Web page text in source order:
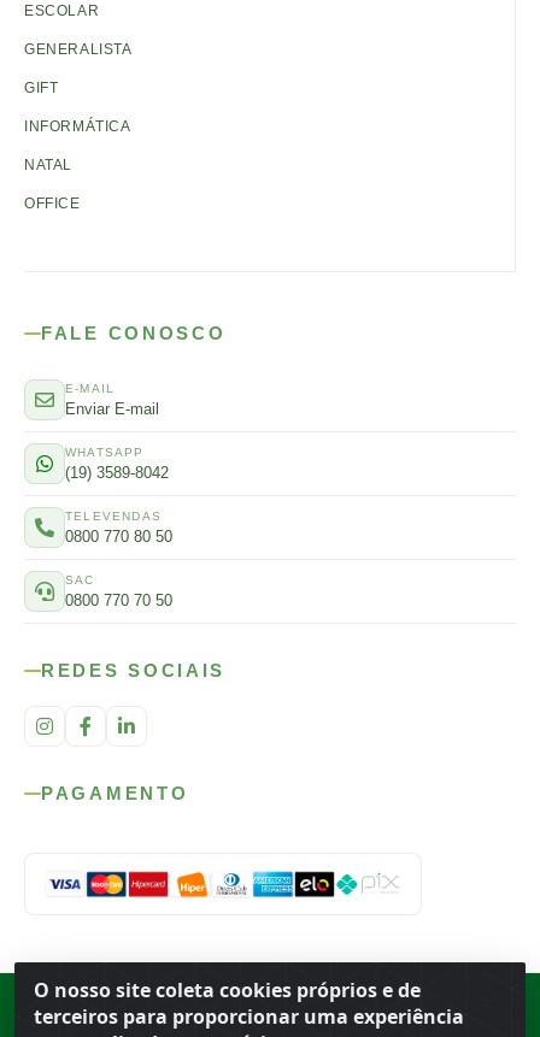
O nosso site coleta cookies próprios e de
terceiros para proporcionar uma experiência
ESCOLAR
GENERALISTA
GIFT
INFORMÁTICA
NATAL
OFFICE
FALE CONOSCO
E-MAIL
Enviar E-mail
WHATSAPP
(19) 3589-8042
TELEVENDAS
0800 770 80 50
SAC
0800 770 70 50
REDES SOCIAIS
PAGAMENTO
Porto Ferreira ·BR
13.669-899· CNPJ 56.679.863/0001-91